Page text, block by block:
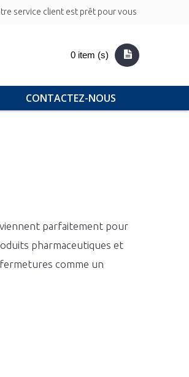
service client est prêt pour vous
0 item (s)
CONTACTEZ-NOUS
parfaitement pour
pharmaceutiques et
comme un